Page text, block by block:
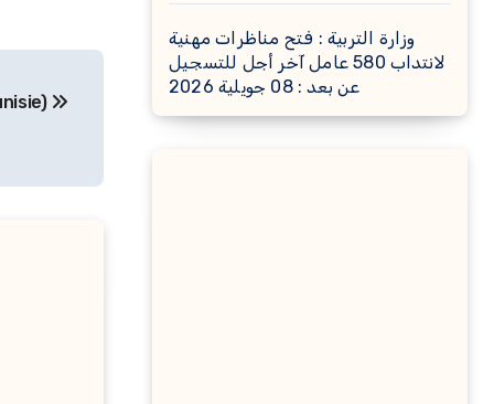
وزارة التربية : فتح مناظرات مهنية
لانتداب 580 عامل آخر أجل للتسجيل
عن بعد : 08 جويلية 2026